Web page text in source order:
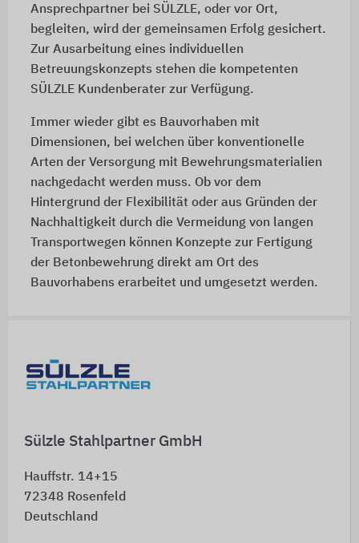
Sülzle Stahlpartner GmbH
Hauffstr. 14+15
72348 Rosenfeld
Deutschland
Ansprechpartner bei SÜLZLE, oder vor Ort,
begleiten, wird der gemeinsamen Erfolg gesichert.
Zur Ausarbeitung eines individuellen
Betreuungskonzepts stehen die kompetenten
SÜLZLE Kundenberater zur Verfügung.
Immer wieder gibt es Bauvorhaben mit
Dimensionen, bei welchen über konventionelle
Arten der Versorgung mit Bewehrungsmaterialien
nachgedacht werden muss. Ob vor dem
Hintergrund der Flexibilität oder aus Gründen der
Nachhaltigkeit durch die Vermeidung von langen
Transportwegen können Konzepte zur Fertigung
der Betonbewehrung direkt am Ort des
Bauvorhabens erarbeitet und umgesetzt werden.
Schnelleinstiege